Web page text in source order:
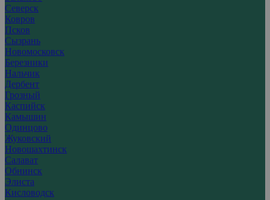
Северск
Ковров
Псков
Сызрань
Новомосковск
Березники
Нальчик
Дербент
Грозный
Каспийск
Камышин
Одинцово
Жуковский
Новошахтинск
Салават
Обнинск
Элиста
Кисловодск